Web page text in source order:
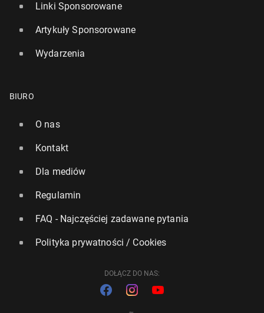
Linki Sponsorowane
Artykuły Sponsorowane
Wydarzenia
BIURO
O nas
Kontakt
Dla mediów
Regulamin
FAQ - Najczęściej zadawane pytania
Polityka prywatności / Cookies
DOŁĄCZ DO NAS: